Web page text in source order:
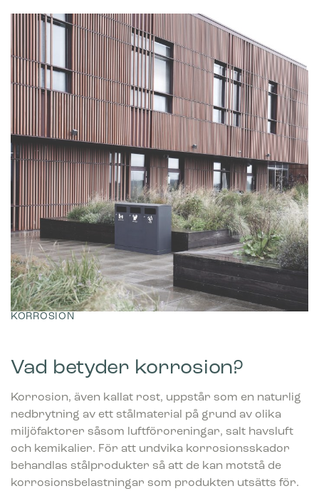
KORROSION
Vad betyder korrosion?
Korrosion, även kallat rost, uppstår som en naturlig
nedbrytning av ett stålmaterial på grund av olika
miljöfaktorer såsom luftföroreningar, salt havsluft
och kemikalier. För att undvika korrosionsskador
behandlas stålprodukter så att de kan motstå de
korrosionsbelastningar som produkten utsätts för.